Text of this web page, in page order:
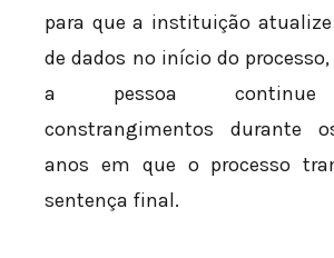
para que a instituição
de dados no início do
a pessoa continue
constrangimentos durante
anos em que o processo
sentença final.